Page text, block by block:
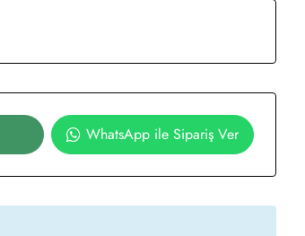
WhatsApp ile Sipariş Ver